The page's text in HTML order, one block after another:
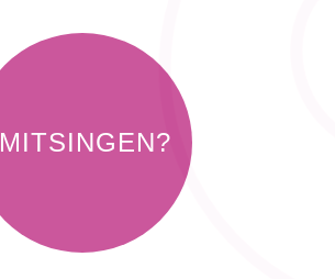
MITSINGEN?